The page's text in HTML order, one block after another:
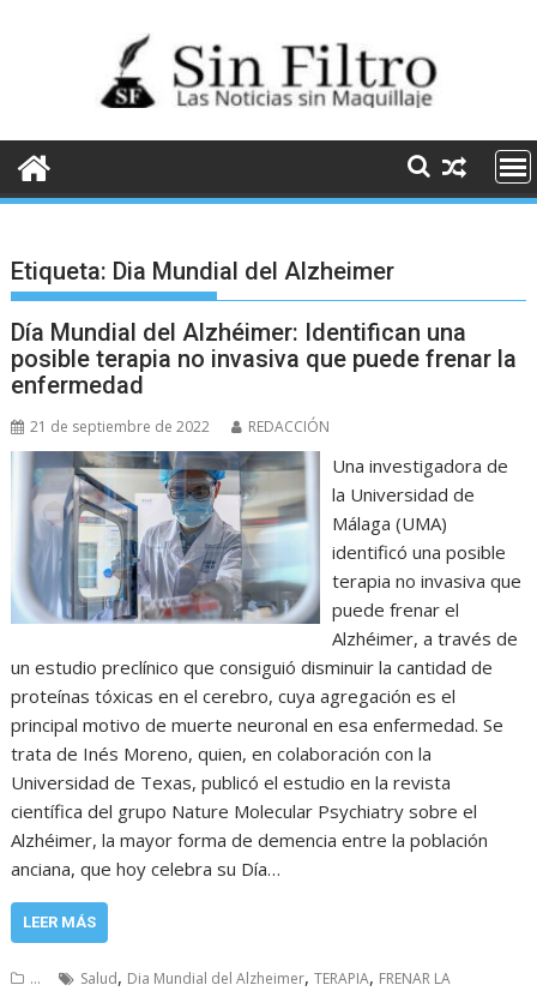
Etiqueta: Dia Mundial del Alzheimer
Día Mundial del Alzhéimer: Identifican una
posible terapia no invasiva que puede frenar la
enfermedad
21 de septiembre de 2022 REDACCIÓN
Una investigadora de
la Universidad de
Málaga (UMA)
identificó una posible
terapia no invasiva que
puede frenar el
Alzhéimer, a través de
un estudio preclínico que consiguió disminuir la cantidad de
proteínas tóxicas en el cerebro, cuya agregación es el
principal motivo de muerte neuronal en esa enfermedad. Se
trata de Inés Moreno, quien, en colaboración con la
Universidad de Texas, publicó el estudio en la revista
científica del grupo Nature Molecular Psychiatry sobre el
Alzhéimer, la mayor forma de demencia entre la población
anciana, que hoy celebra su Día…
LEER MÁS
... Salud, Dia Mundial del Alzheimer,TERAPIA, FRENAR LA